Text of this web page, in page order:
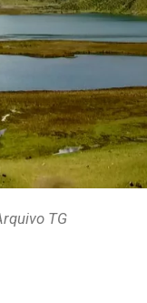
TG